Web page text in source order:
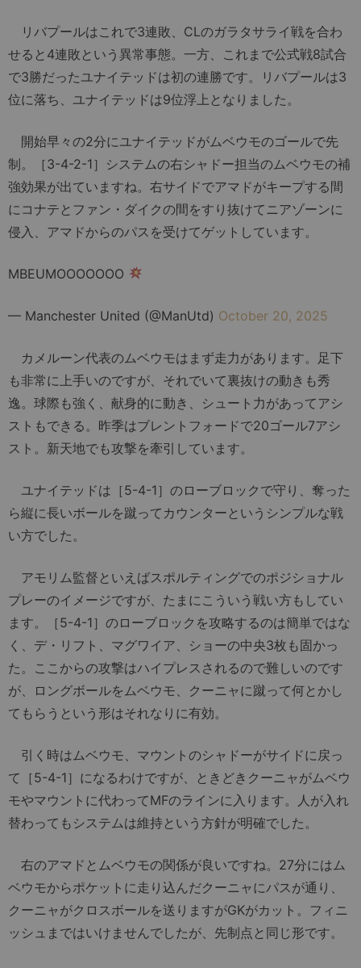
リバプールはこれで3連敗、CLのガラタサライ戦を合わ
せると4連敗という異常事態。一方、これまで公式戦8試合
で3勝だったユナイテッドは初の連勝です。リバプールは3
位に落ち、ユナイテッドは9位浮上となりました。
開始早々の2分にユナイテッドがムベウモのゴールで先
制。［3-4-2-1］システムの右シャドー担当のムベウモの補
強効果が出ていますね。右サイドでアマドがキープする間
にコナテとファン・ダイクの間をすり抜けてニアゾーンに
侵入、アマドからのパスを受けてゲットしています。
MBEUMOOOOOOO
— Manchester United (@ManUtd) October 20, 2025
カメルーン代表のムベウモはまず走力があります。足下
も非常に上手いのですが、それでいて裏抜けの動きも秀
逸。球際も強く、献身的に動き、シュート力があってアシ
ストもできる。昨季はブレントフォードで20ゴール7アシ
スト。新天地でも攻撃を牽引しています。
ユナイテッドは［5-4-1］のローブロックで守り、奪った
ら縦に長いボールを蹴ってカウンターというシンプルな戦
い方でした。
アモリム監督といえばスポルティングでのポジショナル
プレーのイメージですが、たまにこういう戦い方もしてい
ます。［5-4-1］のローブロックを攻略するのは簡単ではな
く、デ・リフト、マグワイア、ショーの中央3枚も固かっ
た。ここからの攻撃はハイプレスされるので難しいのです
が、ロングボールをムベウモ、クーニャに蹴って何とかし
てもらうという形はそれなりに有効。
引く時はムベウモ、マウントのシャドーがサイドに戻っ
て［5-4-1］になるわけですが、ときどきクーニャがムベウ
モやマウントに代わってMFのラインに入ります。人が入れ
替わってもシステムは維持という方針が明確でした。
右のアマドとムベウモの関係が良いですね。27分にはム
ベウモからポケットに走り込んだクーニャにパスが通り、
クーニャがクロスボールを送りますがGKがカット。フィニ
ッシュまではいけませんでしたが、先制点と同じ形です。